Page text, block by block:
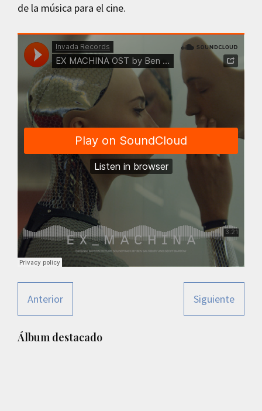
de la música para el cine.
Anterior Siguiente
Barra
Álbum destacado